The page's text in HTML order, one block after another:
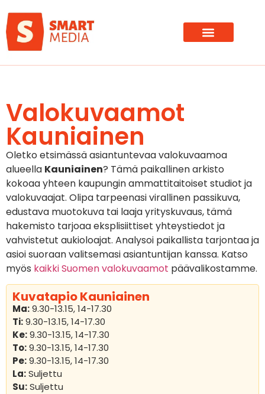
Valokuvaamot
Kauniainen
Oletko etsimässä asiantuntevaa valokuvaamoa
alueella Kauniainen? Tämä paikallinen arkisto
kokoaa yhteen kaupungin ammattitaitoiset studiot ja
valokuvaajat. Olipa tarpeenasi virallinen passikuva,
edustava muotokuva tai laaja yrityskuvaus, tämä
hakemisto tarjoaa eksplisiittiset yhteystiedot ja
vahvistetut aukioloajat. Analysoi paikallista tarjontaa ja
asioi suoraan valitsemasi asiantuntijan kanssa. Katso
myös kaikki Suomen valokuvaamot päävalikostamme.
Kuvatapio Kauniainen
Ma:9.30-13.15, 14-17.30
Ti:9.30-13.15, 14-17.30
Ke:9.30-13.15, 14-17.30
To:9.30-13.15, 14-17.30
Pe:9.30-13.15, 14-17.30
La:Suljettu
Su:Suljettu